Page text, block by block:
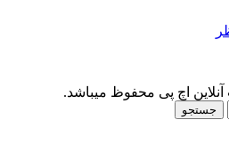
اچ پی محفوظ میباشد.
جستجو